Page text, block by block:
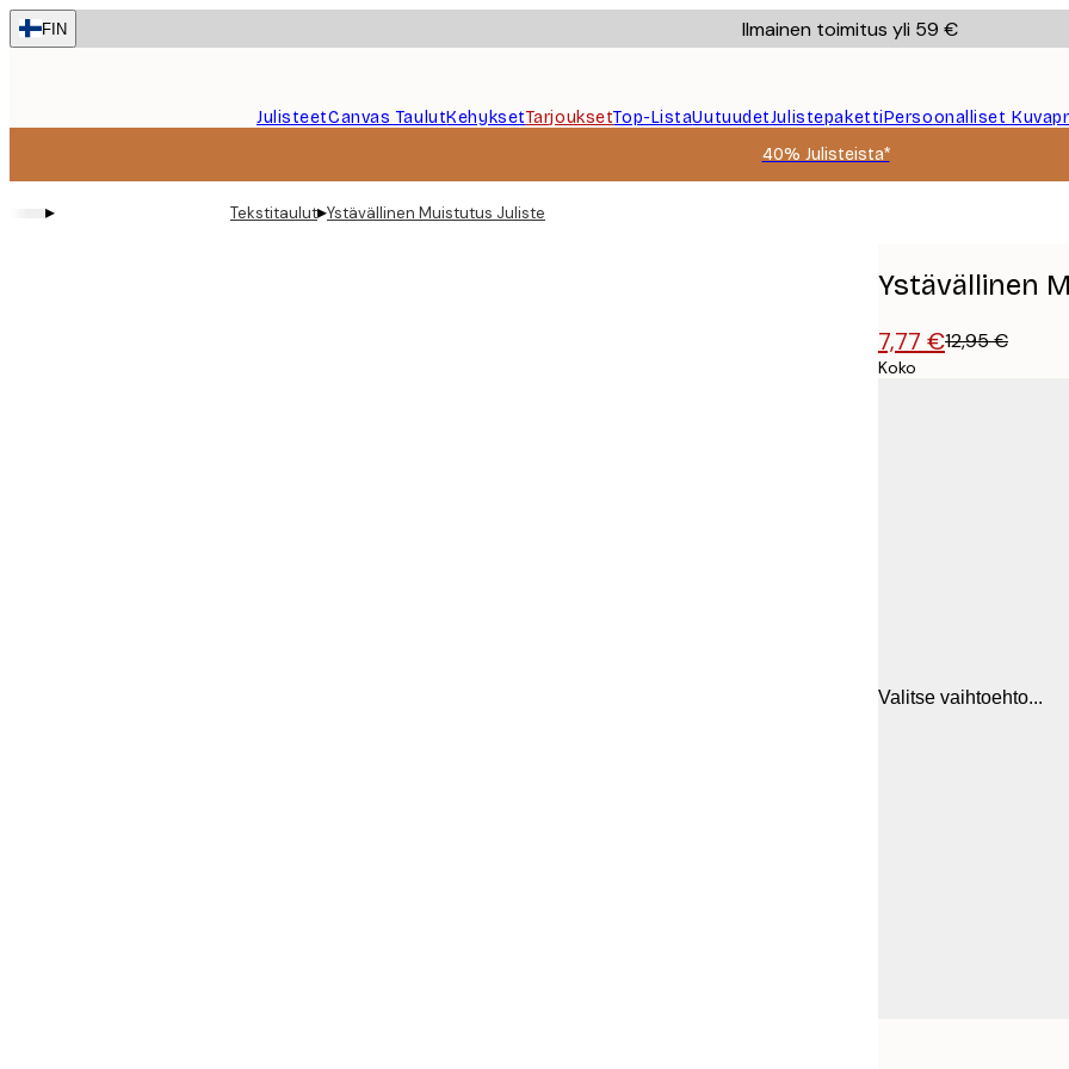
Skip
to
FIN Ilmainen toimitus yli 59 €
JulisteetCanvas TaulutKehyksetTarjouksetTop-ListaUutuudetJulistepakettiPersoonalliset
40% Julisteista*
▸ Tekstitaulut▸Ystävällinen Muistutus Juliste
Ystävällinen
7,77 €12,95 €
Koko
Valitse vaihtoehto...